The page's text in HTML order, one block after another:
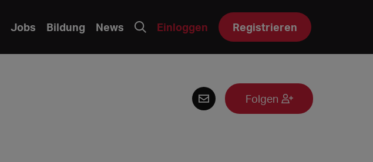
Jobs Bildung News Einloggen Registrieren
Folgen